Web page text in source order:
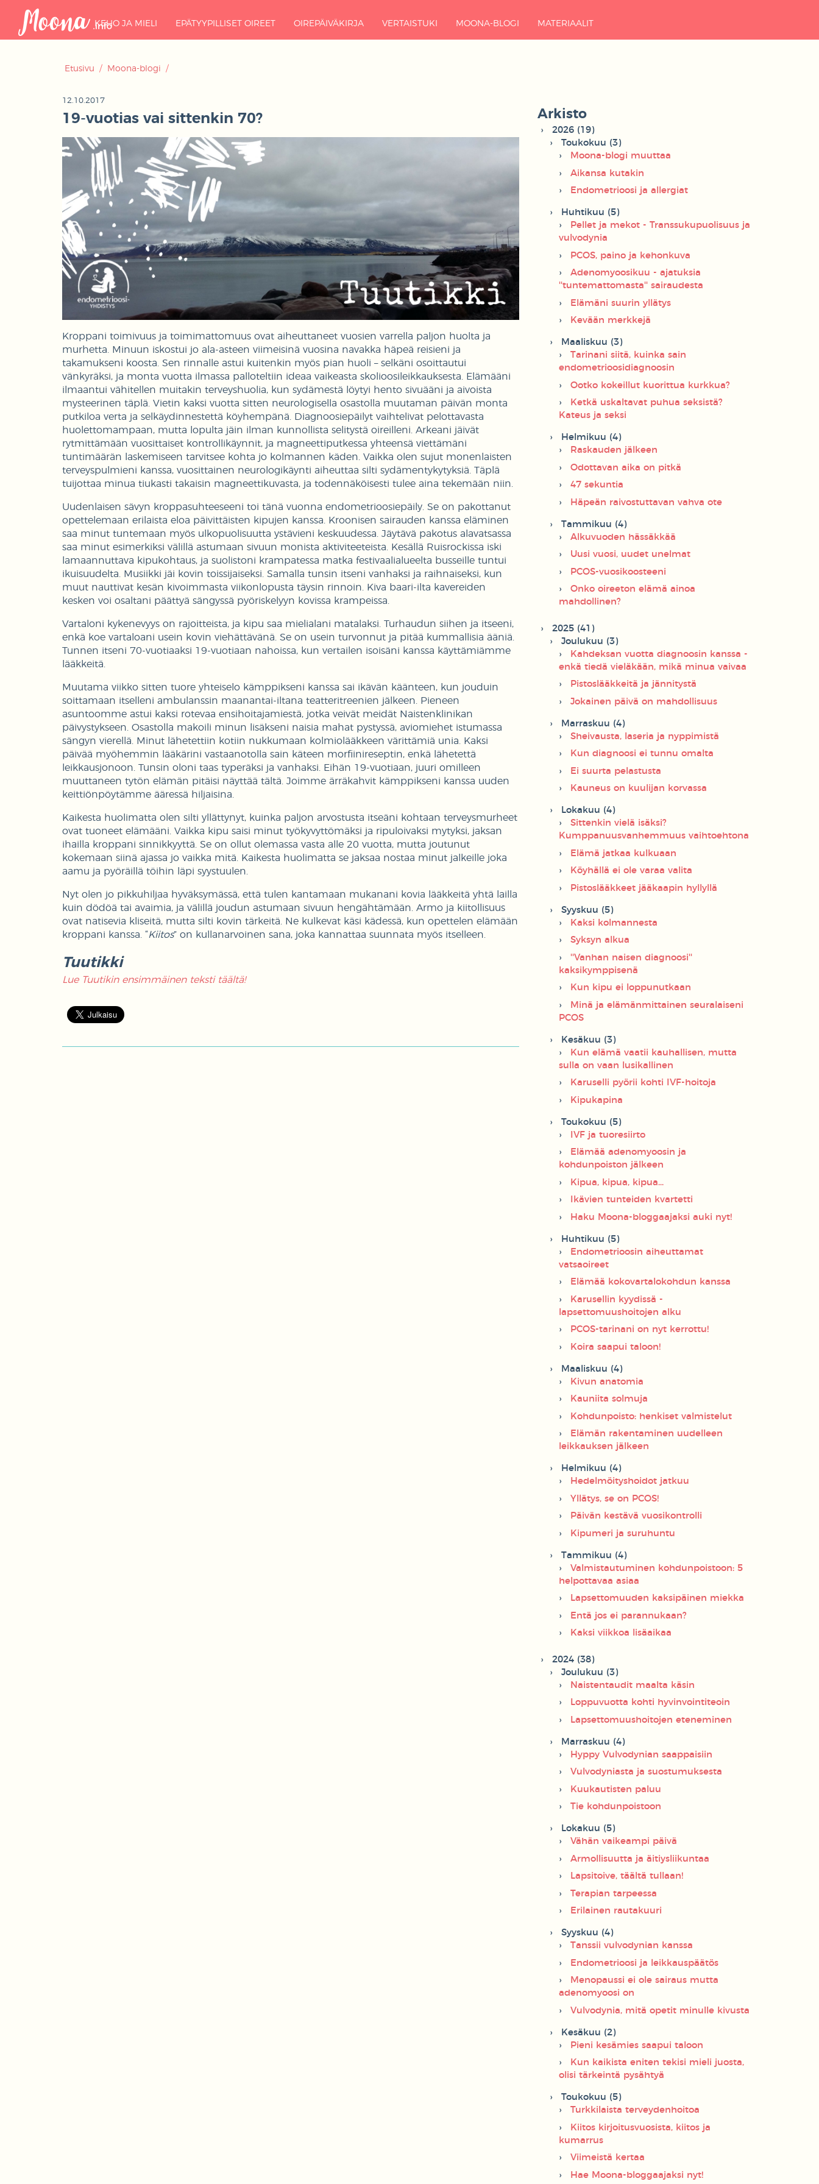
KEHO JA MIELI EPÄTYYPILLISET OIREET OIREPÄIVÄKIRJA VERTAISTUKI MOONA-BLOGI MATERIAALIT
Etusivu / Moona-blogi /
12.10.2017
19-vuotias vai sittenkin 70?
Kroppani toimivuus ja toimimattomuus ovat aiheuttaneet vuosien varrella paljon huolta ja
murhetta. Minuun iskostui jo ala-asteen viimeisinä vuosina navakka häpeä reisieni ja
takamukseni koosta. Sen rinnalle astui kuitenkin myös pian huoli – selkäni osoittautui
vänkyräksi, ja monta vuotta ilmassa palloteltiin ideaa vaikeasta skolioosileikkauksesta. Elämääni
ilmaantui vähitellen muitakin terveyshuolia, kun sydämestä löytyi hento sivuääni ja aivoista
mysteerinen täplä. Vietin kaksi vuotta sitten neurologisella osastolla muutaman päivän monta
putkiloa verta ja selkäydinnestettä köyhempänä. Diagnoosiepäilyt vaihtelivat pelottavasta
huolettomampaan, mutta lopulta jäin ilman kunnollista selitystä oireilleni. Arkeani jäivät
rytmittämään vuosittaiset kontrollikäynnit, ja magneettiputkessa yhteensä viettämäni
tuntimäärän laskemiseen tarvitsee kohta jo kolmannen käden. Vaikka olen sujut monenlaisten
terveyspulmieni kanssa, vuosittainen neurologikäynti aiheuttaa silti sydämentykytyksiä. Täplä
tuijottaa minua tiukasti takaisin magneettikuvasta, ja todennäköisesti tulee aina tekemään niin.
Uudenlaisen sävyn kroppasuhteeseeni toi tänä vuonna endometrioosiepäily. Se on pakottanut
opettelemaan erilaista eloa päivittäisten kipujen kanssa. Kroonisen sairauden kanssa eläminen
saa minut tuntemaan myös ulkopuolisuutta ystävieni keskuudessa. Jäytävä pakotus alavatsassa
saa minut esimerkiksi välillä astumaan sivuun monista aktiviteeteista. Kesällä Ruisrockissa iski
lamaannuttava kipukohtaus, ja suolistoni krampatessa matka festivaalialueelta busseille tuntui
ikuisuudelta. Musiikki jäi kovin toissijaiseksi. Samalla tunsin itseni vanhaksi ja raihnaiseksi, kun
muut nauttivat kesän kivoimmasta viikonlopusta täysin rinnoin. Kiva baari-ilta kavereiden
kesken voi osaltani päättyä sängyssä pyöriskelyyn kovissa krampeissa.
Vartaloni kykenevyys on rajoitteista, ja kipu saa mielialani matalaksi. Turhaudun siihen ja itseeni,
enkä koe vartaloani usein kovin viehättävänä. Se on usein turvonnut ja pitää kummallisia ääniä.
Tunnen itseni 70-vuotiaaksi 19-vuotiaan nahoissa, kun vertailen isoisäni kanssa käyttämiämme
lääkkeitä.
Muutama viikko sitten tuore yhteiselo kämppikseni kanssa sai ikävän käänteen, kun jouduin
soittamaan itselleni ambulanssin maanantai-iltana teatteritreenien jälkeen. Pieneen
asuntoomme astui kaksi rotevaa ensihoitajamiestä, jotka veivät meidät Naistenklinikan
päivystykseen. Osastolla makoili minun lisäkseni naisia mahat pystyssä, aviomiehet istumassa
sängyn vierellä. Minut lähetettiin kotiin nukkumaan kolmiolääkkeen värittämiä unia. Kaksi
päivää myöhemmin lääkärini vastaanotolla sain käteen morfiinireseptin, enkä lähetettä
leikkausjonoon. Tunsin oloni taas typeräksi ja vanhaksi. Eihän 19-vuotiaan, juuri omilleen
muuttaneen tytön elämän pitäisi näyttää tältä. Joimme ärräkahvit kämppikseni kanssa uuden
keittiönpöytämme ääressä hiljaisina.
Kaikesta huolimatta olen silti yllättynyt, kuinka paljon arvostusta itseäni kohtaan terveysmurheet
ovat tuoneet elämääni. Vaikka kipu saisi minut työkyvyttömäksi ja ripuloivaksi mytyksi, jaksan
ihailla kroppani sinnikkyyttä. Se on ollut olemassa vasta alle 20 vuotta, mutta joutunut
kokemaan siinä ajassa jo vaikka mitä. Kaikesta huolimatta se jaksaa nostaa minut jalkeille joka
aamu ja pyöräillä töihin läpi syystuulen.
Nyt olen jo pikkuhiljaa hyväksymässä, että tulen kantamaan mukanani kovia lääkkeitä yhtä lailla
kuin dödöä tai avaimia, ja välillä joudun astumaan sivuun hengähtämään. Armo ja kiitollisuus
ovat natisevia kliseitä, mutta silti kovin tärkeitä. Ne kulkevat käsi kädessä, kun opettelen elämään
kroppani kanssa. “Kiitos” on kullanarvoinen sana, joka kannattaa suunnata myös itselleen.
Tuutikki
Lue Tuutikin ensimmäinen teksti täältä!
Arkisto
2026 (19)
Toukokuu (3)
Moona-blogi muuttaa
Aikansa kutakin
Endometrioosi ja allergiat
Huhtikuu (5)
Pellet ja mekot - Transsukupuolisuus ja
vulvodynia
PCOS, paino ja kehonkuva
Adenomyoosikuu - ajatuksia
''tuntemattomasta'' sairaudesta
Elämäni suurin yllätys
Kevään merkkejä
Maaliskuu (3)
Tarinani siitä, kuinka sain
endometrioosidiagnoosin
Ootko kokeillut kuorittua kurkkua?
Ketkä uskaltavat puhua seksistä?
Kateus ja seksi
Helmikuu (4)
Raskauden jälkeen
Odottavan aika on pitkä
47 sekuntia
Häpeän raivostuttavan vahva ote
Tammikuu (4)
Alkuvuoden hässäkkää
Uusi vuosi, uudet unelmat
PCOS-vuosikoosteeni
Onko oireeton elämä ainoa
mahdollinen?
2025 (41)
Joulukuu (3)
Kahdeksan vuotta diagnoosin kanssa -
enkä tiedä vieläkään, mikä minua vaivaa
Pistoslääkkeitä ja jännitystä
Jokainen päivä on mahdollisuus
Marraskuu (4)
Sheivausta, laseria ja nyppimistä
Kun diagnoosi ei tunnu omalta
Ei suurta pelastusta
Kauneus on kuulijan korvassa
Lokakuu (4)
Sittenkin vielä isäksi?
Kumppanuusvanhemmuus vaihtoehtona
Elämä jatkaa kulkuaan
Köyhällä ei ole varaa valita
Pistoslääkkeet jääkaapin hyllyllä
Syyskuu (5)
Kaksi kolmannesta
Syksyn alkua
''Vanhan naisen diagnoosi''
kaksikymppisenä
Kun kipu ei loppunutkaan
Minä ja elämänmittainen seuralaiseni
PCOS
Kesäkuu (3)
Kun elämä vaatii kauhallisen, mutta
sulla on vaan lusikallinen
Karuselli pyörii kohti IVF-hoitoja
Kipukapina
Toukokuu (5)
IVF ja tuoresiirto
Elämää adenomyoosin ja
kohdunpoiston jälkeen
Kipua, kipua, kipua...
Ikävien tunteiden kvartetti
Haku Moona-bloggaajaksi auki nyt!
Huhtikuu (5)
Endometrioosin aiheuttamat
vatsaoireet
Elämää kokovartalokohdun kanssa
Karusellin kyydissä -
lapsettomuushoitojen alku
PCOS-tarinani on nyt kerrottu!
Koira saapui taloon!
Maaliskuu (4)
Kivun anatomia
Kauniita solmuja
Kohdunpoisto: henkiset valmistelut
Elämän rakentaminen uudelleen
leikkauksen jälkeen
Helmikuu (4)
Hedelmöityshoidot jatkuu
Yllätys, se on PCOS!
Päivän kestävä vuosikontrolli
Kipumeri ja suruhuntu
Tammikuu (4)
Valmistautuminen kohdunpoistoon: 5
helpottavaa asiaa
Lapsettomuuden kaksipäinen miekka
Entä jos ei parannukaan?
Kaksi viikkoa lisäaikaa
2024 (38)
Joulukuu (3)
Naistentaudit maalta käsin
Loppuvuotta kohti hyvinvointiteoin
Lapsettomuushoitojen eteneminen
Marraskuu (4)
Hyppy Vulvodynian saappaisiin
Vulvodyniasta ja suostumuksesta
Kuukautisten paluu
Tie kohdunpoistoon
Lokakuu (5)
Vähän vaikeampi päivä
Armollisuutta ja äitiysliikuntaa
Lapsitoive, täältä tullaan!
Terapian tarpeessa
Erilainen rautakuuri
Syyskuu (4)
Tanssii vulvodynian kanssa
Endometrioosi ja leikkauspäätös
Menopaussi ei ole sairaus mutta
adenomyoosi on
Vulvodynia, mitä opetit minulle kivusta
Kesäkuu (2)
Pieni kesämies saapui taloon
Kun kaikista eniten tekisi mieli juosta,
olisi tärkeintä pysähtyä
Toukokuu (5)
Turkkilaista terveydenhoitoa
Kiitos kirjoitusvuosista, kiitos ja
kumarrus
Viimeistä kertaa
Hae Moona-bloggaajaksi nyt!